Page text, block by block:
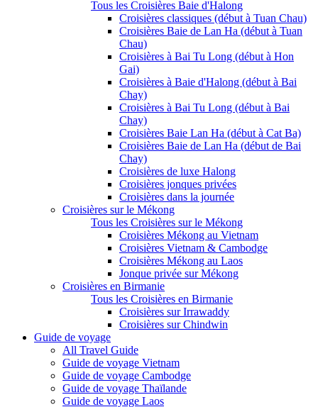
Tous les Croisières Baie d'Halong
Croisières classiques (début à Tuan Chau)
Croisières Baie de Lan Ha (début à Tuan
Chau)
Croisières à Bai Tu Long (début à Hon
Gai)
Croisières à Baie d'Halong (début à Bai
Chay)
Croisières à Bai Tu Long (début à Bai
Chay)
Croisières Baie Lan Ha (début à Cat Ba)
Croisières Baie de Lan Ha (début de Bai
Chay)
Croisières de luxe Halong
Croisières jonques privées
Croisières dans la journée
Croisières sur le Mékong
Tous les Croisières sur le Mékong
Croisières Mékong au Vietnam
Croisières Vietnam & Cambodge
Croisières Mékong au Laos
Jonque privée sur Mékong
Croisières en Birmanie
Tous les Croisières en Birmanie
Croisières sur Irrawaddy
Croisières sur Chindwin
Guide de voyage
All Travel Guide
Guide de voyage Vietnam
Guide de voyage Cambodge
Guide de voyage Thaïlande
Guide de voyage Laos